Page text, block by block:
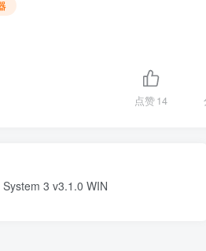
点赞14
3 v3.1.0 WIN